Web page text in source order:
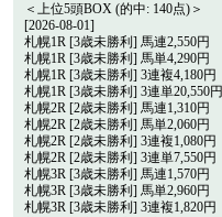
＜上位5頭BOX (的中: 140点)＞
[2026-08-01]
札幌1R [3歳未勝利] 馬連2,550円
札幌1R [3歳未勝利] 馬単4,290円
札幌1R [3歳未勝利] 3連複4,180円
札幌1R [3歳未勝利] 3連単20,550円
札幌2R [2歳未勝利] 馬連1,310円
札幌2R [2歳未勝利] 馬単2,060円
札幌2R [2歳未勝利] 3連複1,080円
札幌2R [2歳未勝利] 3連単7,550円
札幌3R [3歳未勝利] 馬連1,570円
札幌3R [3歳未勝利] 馬単2,960円
札幌3R [3歳未勝利] 3連複1,820円